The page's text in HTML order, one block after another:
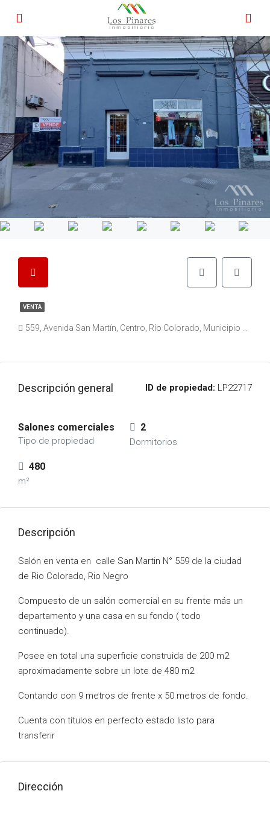
VENTA
559, Avenida San Martín, Centro, Río Colorado, Municipio de Río Colorado, Departamento Pichi Mahuida, Río Negro, 8138, Argentina
Descripción general ID de propiedad: LP22717
Salones comerciales
Tipo de propiedad
2
Dormitorios
480
m²
Descripción
Salón en venta en calle San Martin N° 559 de la ciudad
de Rio Colorado, Rio Negro
Compuesto de un salón comercial en su frente más un
departamento y una casa en su fondo ( todo
continuado).
Posee en total una superficie construida de 200 m2
aproximadamente sobre un lote de 480 m2
Contando con 9 metros de frente x 50 metros de fondo.
Cuenta con títulos en perfecto estado listo para
transferir
Dirección